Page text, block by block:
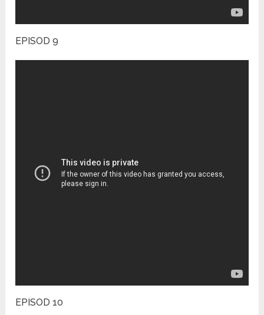
EPISOD 9
EPISOD 10